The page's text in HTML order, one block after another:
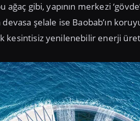
ağaç gibi, yapının merkezi
devasa şelale ise Baobab’ın
kesintisiz yenilenebilir enerji